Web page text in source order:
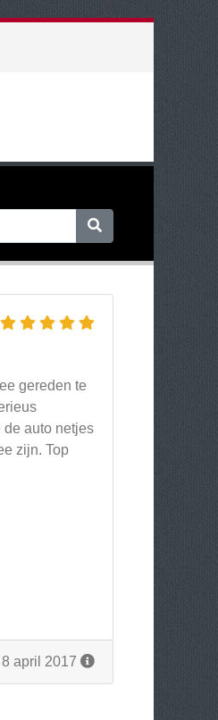
gereden te
de auto netjes
zijn. Top
april 2017